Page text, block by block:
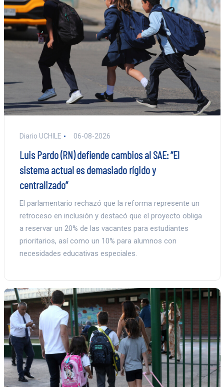
Diario UCHILE 06-08-2026
Luis Pardo (RN) defiende cambios al SAE: “El
sistema actual es demasiado rígido y
centralizado”
El parlamentario rechazó que la reforma represente un
retroceso en inclusión y destacó que el proyecto obliga
a reservar un 20% de las vacantes para estudiantes
prioritarios, así como un 10% para alumnos con
necesidades educativas especiales.